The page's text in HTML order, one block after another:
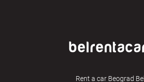
Rent a car Beograd Bel